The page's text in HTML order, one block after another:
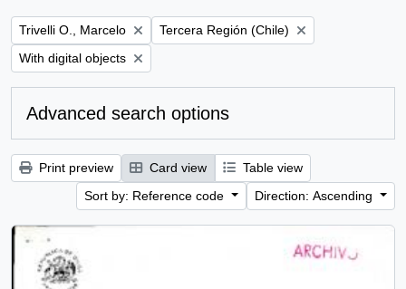
Remove filter:
Trivelli O., Marcelo Remove filter:
Tercera Región (Chile)
Remove filter:
With digital objects
Advanced search options
Print preview Card view
Table view
Sort by: Reference code
Direction: Ascending